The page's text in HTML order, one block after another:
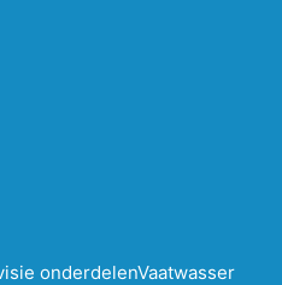
onderdelenVaatwasser